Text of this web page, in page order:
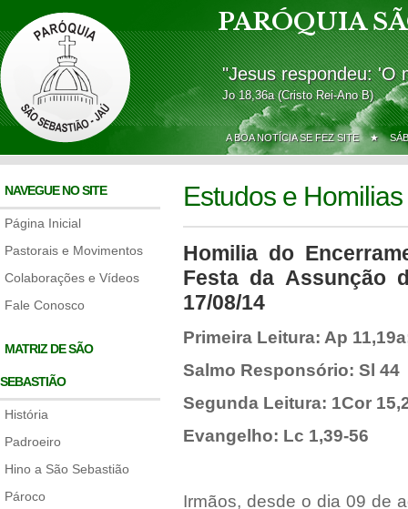
PARÓQUIA
"Jesus respondeu: 'O
Jo 18,36a (Cristo Rei-Ano B)
A BOA NOTÍCIA SE FEZ SITE ★
NAVEGUE NO SITE
Página Inicial
Pastorais e Movimentos
Colaborações e Vídeos
Fale Conosco
MATRIZ DE SÃO
SEBASTIÃO
História
Padroeiro
Hino a São Sebastião
Pároco
Estudos e Homilias
Homilia do
Festa da Assunção
17/08/14
Primeira Leitura: Ap
Salmo Responsório: Sl 44
Segunda Leitura: 1Cor
Evangelho: Lc 1,39-56
Irmãos, desde o dia 09 de